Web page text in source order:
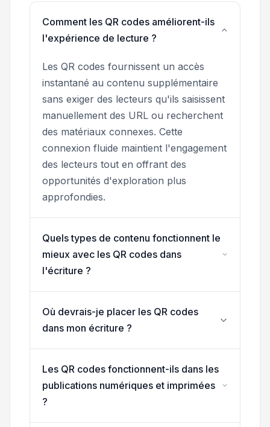
Comment les QR codes améliorent-ils
l'expérience de lecture ?
Les QR codes fournissent un accès
instantané au contenu supplémentaire
sans exiger des lecteurs qu'ils saisissent
manuellement des URL ou recherchent
des matériaux connexes. Cette
connexion fluide maintient l'engagement
des lecteurs tout en offrant des
opportunités d'exploration plus
approfondies.
Quels types de contenu fonctionnent le
mieux avec les QR codes dans
l'écriture ?
Où devrais-je placer les QR codes
dans mon écriture ?
Les QR codes fonctionnent-ils dans les
publications numériques et imprimées
?